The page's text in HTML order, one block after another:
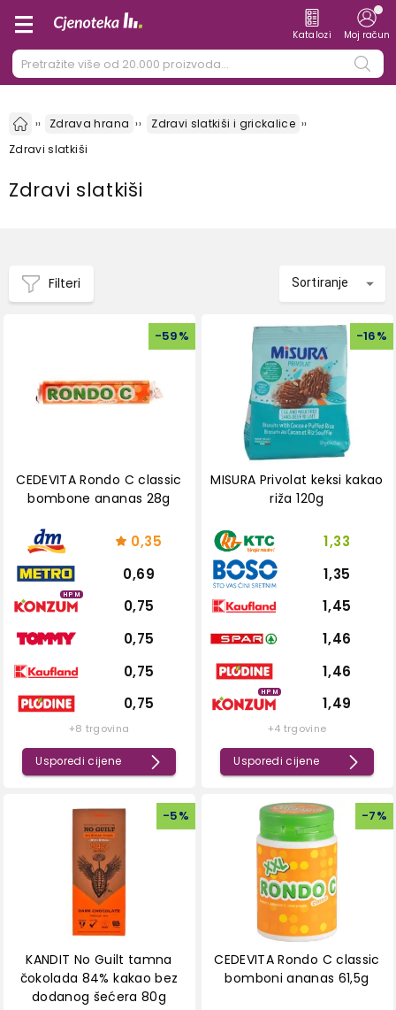
Katalozi Moj račun
Zdrava hrana
Zdravi slatkiši i grickalice
Zdravi slatkiši
Zdravi slatkiši
Filteri Sortiranje
-59%
CEDEVITA Rondo C classic
bombone ananas 28g
0,35
0,69
HPM
0,75
0,75
0,75
0,75
+8 trgovina
Usporedi cijene
-16%
MISURA Privolat keksi kakao
riža 120g
1,33
1,35
1,45
1,46
1,46
HPM
1,49
+4 trgovine
Usporedi cijene
-5%
KANDIT No Guilt tamna
čokolada 84% kakao bez
dodanog šećera 80g
-7%
CEDEVITA Rondo C classic
bomboni ananas 61,5g